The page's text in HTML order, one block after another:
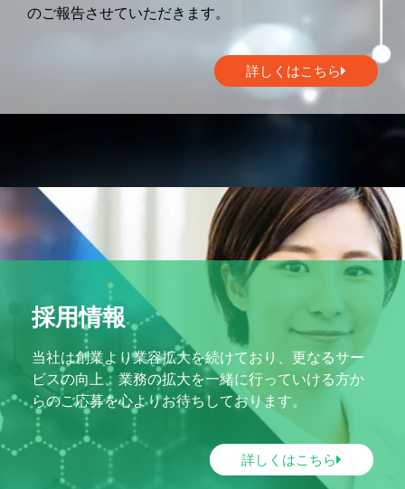
のご報告させていただきます。
詳しくはこちら
採用情報
当社は創業より業容拡大を続けており、更なるサー
ビスの向上、業務の拡大を一緒に行っていける方か
らのご応募を心よりお待ちしております。
詳しくはこちら